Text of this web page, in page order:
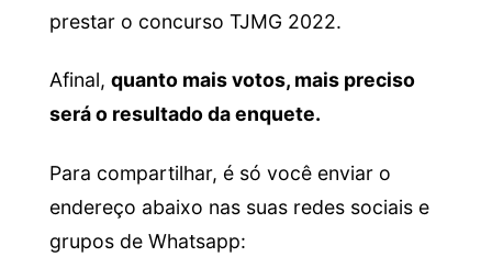
prestar o concurso TJMG 2022.
Afinal, quanto mais votos, mais preciso
será o resultado da enquete.
Para compartilhar, é só você enviar o
endereço abaixo nas suas redes sociais e
grupos de Whatsapp: